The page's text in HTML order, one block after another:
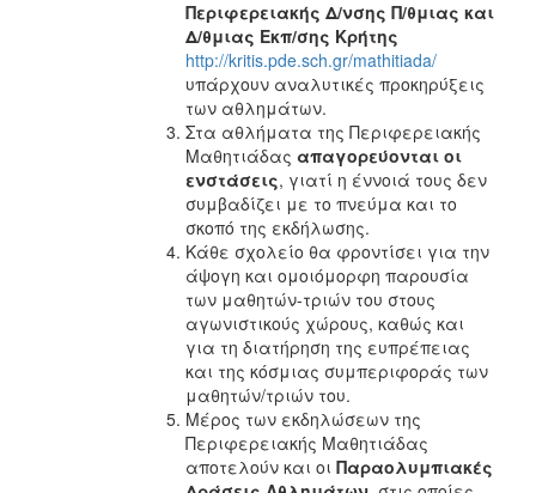
Περιφερειακής Δ/νσης Π/θμιας και
Δ/θμιας Εκπ/σης Κρήτης
http://kritis.pde.sch.gr/mathitiada/
υπάρχουν αναλυτικές προκηρύξεις
των αθλημάτων.
Στα αθλήματα της Περιφερειακής
Μαθητιάδας απαγορεύονται οι
ενστάσεις, γιατί η έννοιά τους δεν
συμβαδίζει με το πνεύμα και το
σκοπό της εκδήλωσης.
Κάθε σχολείο θα φροντίσει για την
άψογη και ομοιόμορφη παρουσία
των μαθητών-τριών του στους
αγωνιστικούς χώρους, καθώς και
για τη διατήρηση της ευπρέπειας
και της κόσμιας συμπεριφοράς των
μαθητών/τριών του.
Μέρος των εκδηλώσεων της
Περιφερειακής Μαθητιάδας
αποτελούν και οι Παραολυμπιακές